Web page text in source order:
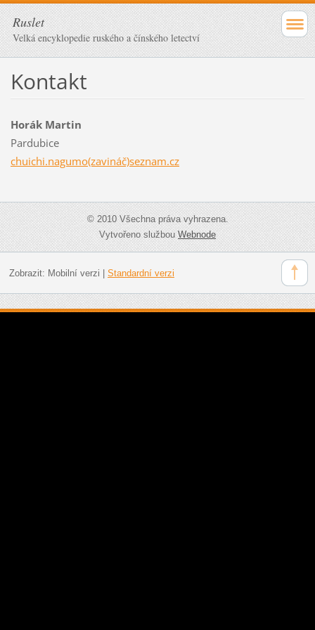
Ruslet
Velká encyklopedie ruského a čínského letectví
Kontakt
Horák Martin
Pardubice
chuichi.nagumo(zavináč)seznam.cz
© 2010 Všechna práva vyhrazena.
Vytvořeno službouWebnode
Zobrazit: Mobilní verzi Standardní verzi